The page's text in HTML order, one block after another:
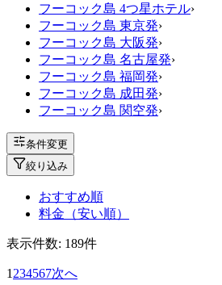
フーコック島 4つ星ホテル›
フーコック島 東京発›
フーコック島 大阪発›
フーコック島 名古屋発›
フーコック島 福岡発›
フーコック島 成田発›
フーコック島 関空発›
条件変更
絞り込み
おすすめ順
料金（安い順）
表示件数: 189件
1 234567次へ